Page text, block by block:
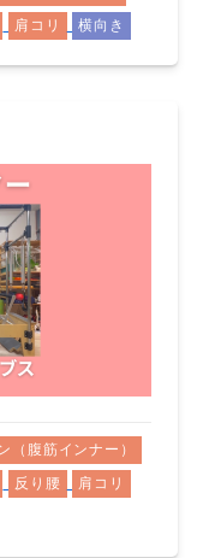
肩コリ 横向き
（腹筋インナー）
反り腰
肩コリ